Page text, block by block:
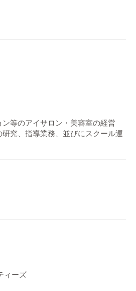
等のアイサロン・美容室の経営
究、指導業務、並びにスクール運
ィーズ